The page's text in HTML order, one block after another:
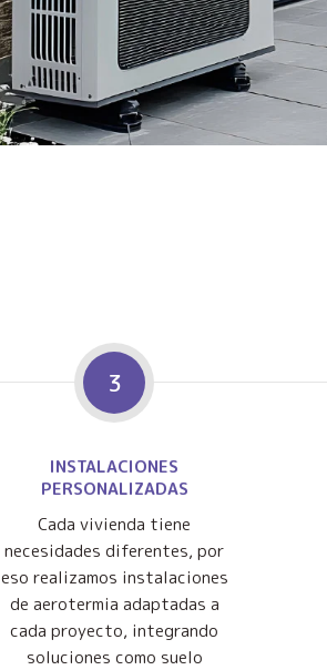
3
INSTALACIONES
PERSONALIZADAS
Cada vivienda tiene
necesidades diferentes, por
eso realizamos instalaciones
de aerotermia adaptadas a
cada proyecto, integrando
soluciones como suelo